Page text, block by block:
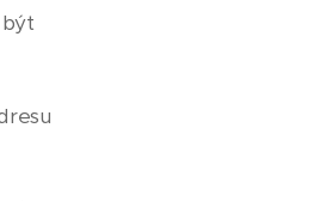
být